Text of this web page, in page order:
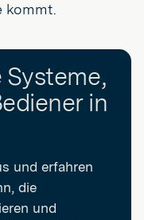
kommt.
in
und erfahren
die
und